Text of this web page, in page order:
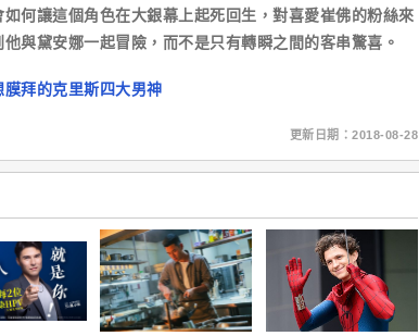
讓這個角色在大銀幕上起死回生，對喜愛崔佛的粉絲來
與黛安娜一起冒險，而不是只有轉瞬之間的客串驚喜。
拜的克里斯四大男神
更新日期：2018-08-28